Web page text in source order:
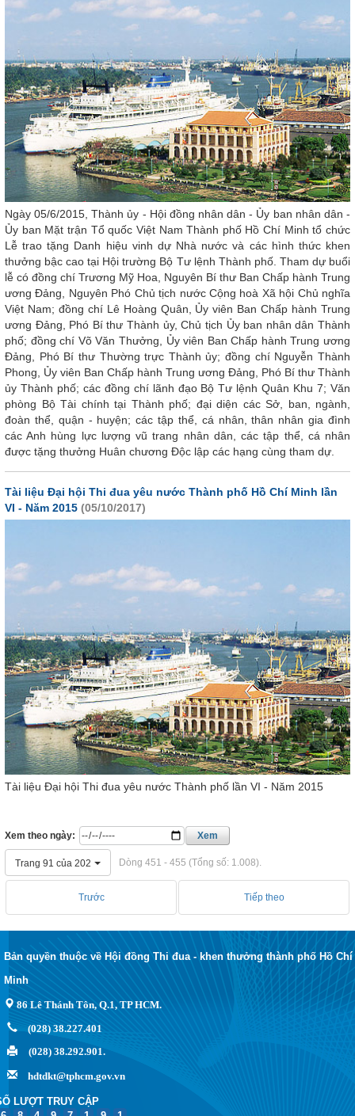
Ngày 05/6/2015, Thành ủy - Hội đồng nhân dân - Ủy ban nhân dân -
Ủy ban Mặt trận Tổ quốc Việt Nam Thành phố Hồ Chí Minh tổ chức
Lễ trao tặng Danh hiệu vinh dự Nhà nước và các hình thức khen
thưởng bậc cao tại Hội trường Bộ Tư lệnh Thành phố. Tham dự buổi
lễ có đồng chí Trương Mỹ Hoa, Nguyên Bí thư Ban Chấp hành Trung
ương Đảng, Nguyên Phó Chủ tịch nước Cộng hoà Xã hội Chủ nghĩa
Việt Nam; đồng chí Lê Hoàng Quân, Ủy viên Ban Chấp hành Trung
ương Đảng, Phó Bí thư Thành ủy, Chủ tịch Ủy ban nhân dân Thành
phố; đồng chí Võ Văn Thưởng, Ủy viên Ban Chấp hành Trung ương
Đảng, Phó Bí thư Thường trực Thành ủy; đồng chí Nguyễn Thành
Phong, Ủy viên Ban Chấp hành Trung ương Đảng, Phó Bí thư Thành
ủy Thành phố; các đồng chí lãnh đạo Bộ Tư lệnh Quân Khu 7; Văn
phòng Bộ Tài chính tại Thành phố; đại diện các Sở, ban, ngành,
đoàn thể, quận - huyện; các tập thể, cá nhân, thân nhân gia đình
các Anh hùng lực lượng vũ trang nhân dân, các tập thể, cá nhân
được tặng thưởng Huân chương Độc lập các hạng cùng tham dự.
Tài liệu Đại hội Thi đua yêu nước Thành phố Hồ Chí Minh lần
VI - Năm 2015 (05/10/2017)
Tài liệu Đại hội Thi đua yêu nước Thành phố lần VI - Năm 2015
Xem theo ngày: Xem
Trang 91 của 202 Dòng 451 - 455 (Tổng số: 1.008).
Trước Tiếp theo
Bản quyền thuộc về Hội đồng Thi đua - khen thưởng thành phố Hồ Chí
Minh
86 Lê Thánh Tôn, Q.1, TP HCM.
(028) 38.227.401
(028) 38.292.901.
hdtdkt@tphcm.gov.vn
LƯỢT TRUY CẬP